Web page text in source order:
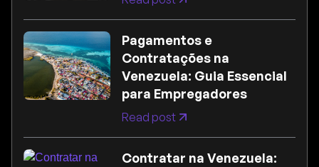
Pagamentos e
Contratações na
Venezuela: Guia Essencial
para Empregadores
Read post
Contratar na Venezuela: